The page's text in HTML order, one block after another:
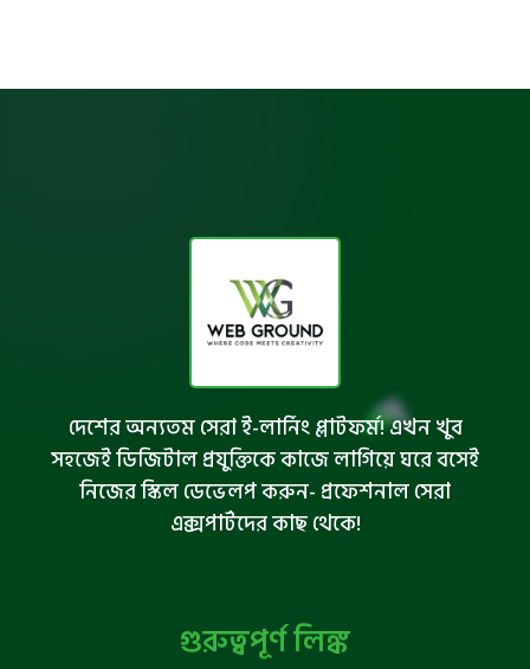
দেশের অন্যতম সেরা ই-লার্নিং প্লাটফর্ম! এখন খুব
সহজেই ডিজিটাল প্রযুক্তিকে কাজে লাগিয়ে ঘরে বসেই
নিজের স্কিল ডেভেলপ করুন- প্রফেশনাল সেরা
এক্সপার্টদের কাছ থেকে!
গুরুত্বপূর্ণ লিঙ্ক